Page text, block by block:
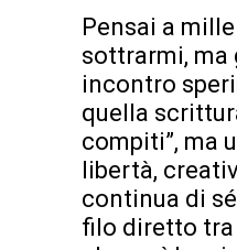
Pensai a
sottrarmi, ma
incontro
quella
compiti”, ma
libertà,
continua di
filo diretto tra